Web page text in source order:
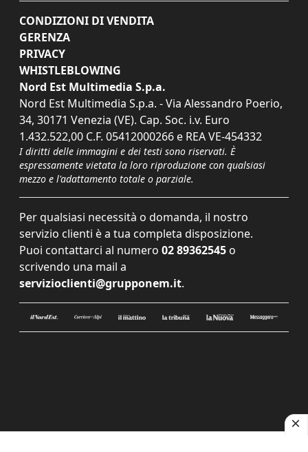
CONDIZIONI DI VENDITA
GERENZA
PRIVACY
WHISTLEBLOWING
Nord Est Multimedia S.p.a.
Nord Est Multimedia S.p.a. - Via Alessandro Poerio,
34, 30171 Venezia (VE). Cap. Soc. i.v. Euro
1.432.522,00 C.F. 05412000266 e REA VE-454332
I diritti delle immagini e dei testi sono riservati. È
espressamente vietata la loro riproduzione con qualsiasi
mezzo e l'adattamento totale o parziale.
Per qualsiasi necessità o domanda, il nostro
servizio clienti è a tua completa disposizione.
Puoi contattarci al numero 02 89362545 o
scrivendo una mail a
servizioclienti@grupponem.it.